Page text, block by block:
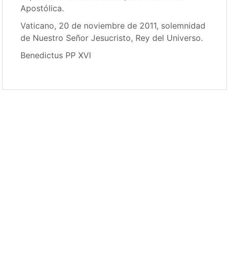
Apostólica.
Vaticano, 20 de noviembre de 2011, solemnidad
de Nuestro Señor Jesucristo, Rey del Universo.
Benedictus PP XVI